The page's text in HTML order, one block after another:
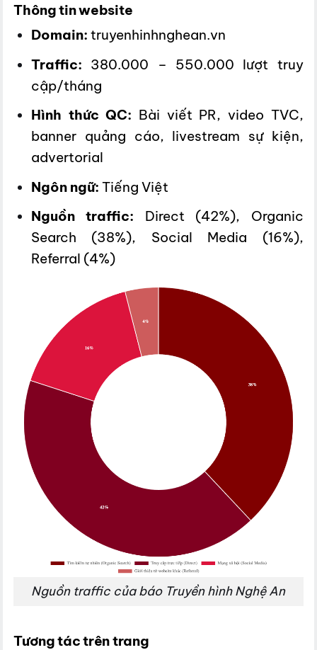
Thông tin website
Domain: truyenhinhnghean.vn
Traffic: 380.000 – 550.000 lượt truy
cập/tháng
Hình thức QC: Bài viết PR, video TVC,
banner quảng cáo, livestream sự kiện,
advertorial
Ngôn ngữ: Tiếng Việt
Nguồn traffic: Direct (42%), Organic
Search (38%), Social Media (16%),
Referral (4%)
Nguồn traffic của báo Truyền hình Nghệ An
Tương tác trên trang